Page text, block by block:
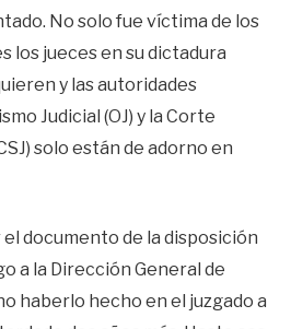
No solo fue víctima de los
los jueces en su dictadura
y las autoridades
Judicial (OJ) y la Corte
solo están de adorno en
documento de la disposición
a la Dirección General de
haberlo hecho en el juzgado a